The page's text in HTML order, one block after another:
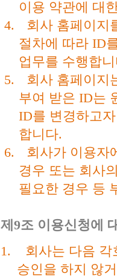
이용 약관에 대
4.
회사 홈페이지
절차에 따라 ID
업무를 수행합
5.
회사 홈페이지
부여 받은 ID는
ID를 변경하고
합니다.
6.
회사가 이용자
경우 또는 회사
필요한 경우 등
제 9조 이용신청에
1.
회사는 다음
승인을 하지 않